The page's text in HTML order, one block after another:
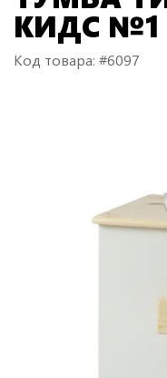
КИДС №1
Код товара: #6097